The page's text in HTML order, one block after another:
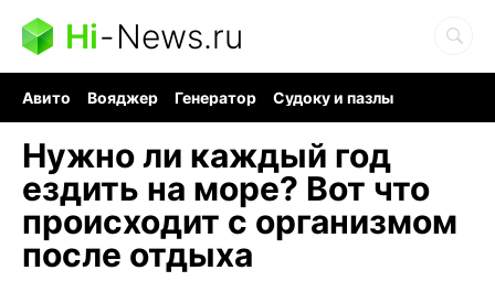
Hi-News.ru
Авито Вояджер Генератор
Судоку и пазлы
Нужно ли каждый год
ездить на море? Вот что
происходит с организмом
после отдыха